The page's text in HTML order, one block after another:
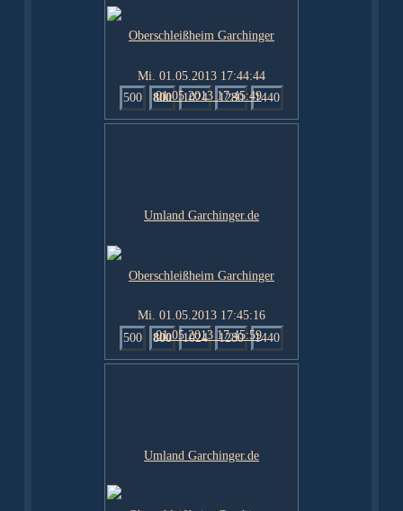
Mi. 01.05.2013 17:44:44
500
800 1024 1280 1440
Mi. 01.05.2013 17:45:16
500
800 1024 1280 1440